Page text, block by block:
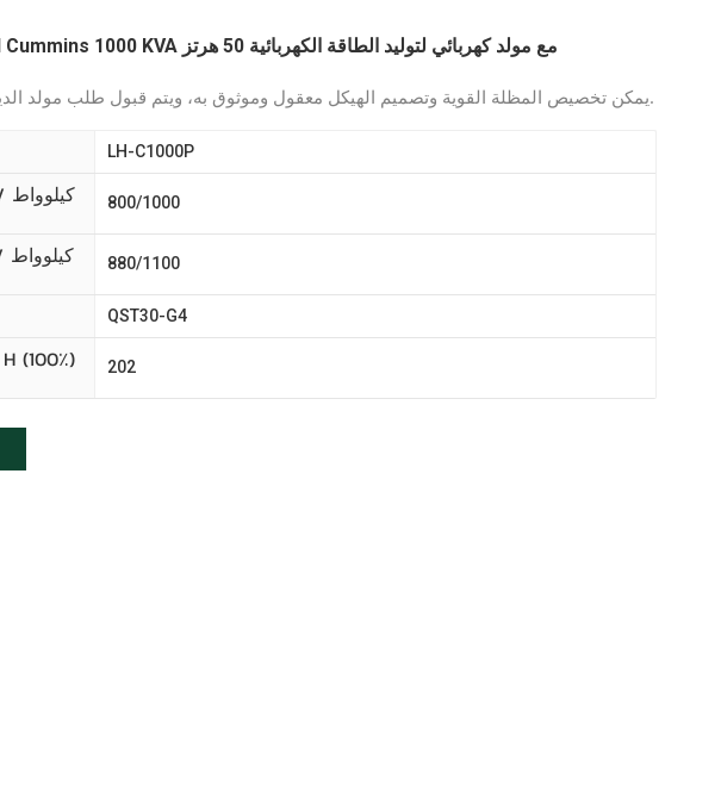
Indonesiaمحرك ديزل LEHUI Cummins 1000 KVA مع مولد كهربائي لتوليد الطاقة الكهربائية 50 هرتز
يمكن تخصيص المظلة القوية وتصميم الهيكل معقول وموثوق به، ويتم قبول طلب مولد الديزل لمجموعة واحدة.
LH-C1000P
800/1000
880/1100
QST30-G4
202